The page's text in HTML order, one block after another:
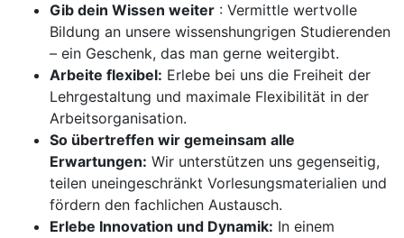
Gib dein Wissen weiter : Vermittle wertvolle
Bildung an unsere wissenshungrigen Studierenden
– ein Geschenk, das man gerne weitergibt.
Arbeite flexibel: Erlebe bei uns die Freiheit der
Lehrgestaltung und maximale Flexibilität in der
Arbeitsorganisation.
So übertreffen wir gemeinsam alle
Erwartungen: Wir unterstützen uns gegenseitig,
teilen uneingeschränkt Vorlesungsmaterialien und
fördern den fachlichen Austausch.
Erlebe Innovation und Dynamik: In einem